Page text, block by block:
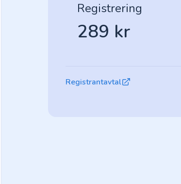
Registrering
289 kr
Registrantavtal